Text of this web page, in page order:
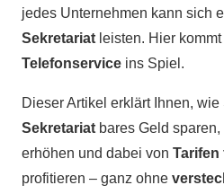
jedes Unternehmen kann sich
Sekretariat leisten. Hier
Telefonservice ins Spiel.
Dieser Artikel erklärt Ihnen,
Sekretariat bares Geld sparen,
erhöhen und dabei von Tarifen
profitieren – ganz ohne